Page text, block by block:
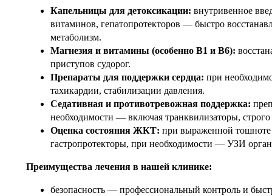
Капельницы для детоксикации: внутривенное
витаминов, гепатопротекторов — быстро
метаболизм.
Магнезия и витамины (особенно B1 и B6):
приступов судорог.
Препараты для поддержки сердца: при
тахикардии, стабилизации давления.
Седативная и противотревожная поддержка:
необходимости — включая транквилизаторы,
Оценка состояния ЖКТ: при выраженной
гастропротекторы, при необходимости — УЗИ
Преимущества лечения в нашей клинике:
безопасность — профессиональный контроль и